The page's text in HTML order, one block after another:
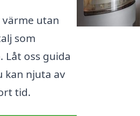
utan
som
oss guida
kan njuta av
tid.